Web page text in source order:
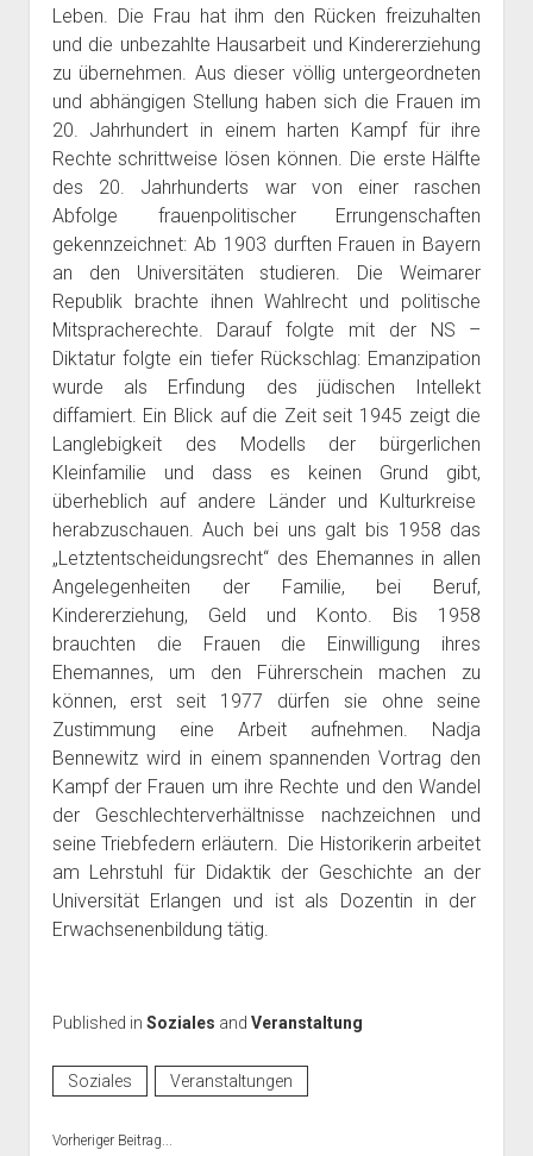
Leben. Die Frau hat ihm den Rücken freizuhalten
und die unbezahlte Hausarbeit und Kindererziehung
zu übernehmen. Aus dieser völlig untergeordneten
und abhängigen Stellung haben sich die Frauen im
20. Jahrhundert in einem harten Kampf für ihre
Rechte schrittweise lösen können. Die erste Hälfte
des 20. Jahrhunderts war von einer raschen
Abfolge frauenpolitischer Errungenschaften
gekennzeichnet: Ab 1903 durften Frauen in Bayern
an den Universitäten studieren. Die Weimarer
Republik brachte ihnen Wahlrecht und politische
Mitspracherechte. Darauf folgte mit der NS –
Diktatur folgte ein tiefer Rückschlag: Emanzipation
wurde als Erfindung des jüdischen Intellekt
diffamiert. Ein Blick auf die Zeit seit 1945 zeigt die
Langlebigkeit des Modells der bürgerlichen
Kleinfamilie und dass es keinen Grund gibt,
überheblich auf andere Länder und Kulturkreise
herabzuschauen. Auch bei uns galt bis 1958 das
„Letztentscheidungsrecht“ des Ehemannes in allen
Angelegenheiten der Familie, bei Beruf,
Kindererziehung, Geld und Konto. Bis 1958
brauchten die Frauen die Einwilligung ihres
Ehemannes, um den Führerschein machen zu
können, erst seit 1977 dürfen sie ohne seine
Zustimmung eine Arbeit aufnehmen. Nadja
Bennewitz wird in einem spannenden Vortrag den
Kampf der Frauen um ihre Rechte und den Wandel
der Geschlechterverhältnisse nachzeichnen und
seine Triebfedern erläutern. Die Historikerin arbeitet
am Lehrstuhl für Didaktik der Geschichte an der
Universität Erlangen und ist als Dozentin in der
Erwachsenenbildung tätig.
Published in Soziales and Veranstaltung
Soziales Veranstaltungen
Vorheriger Beitrag...